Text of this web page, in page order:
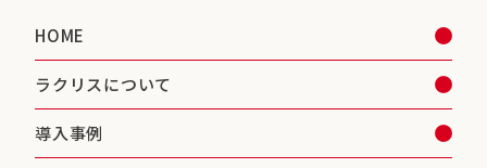
HOME
ラクリスについて
導入事例